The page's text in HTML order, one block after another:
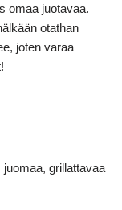
omaa juotavaa.
otathan
joten varaa
grillattavaa